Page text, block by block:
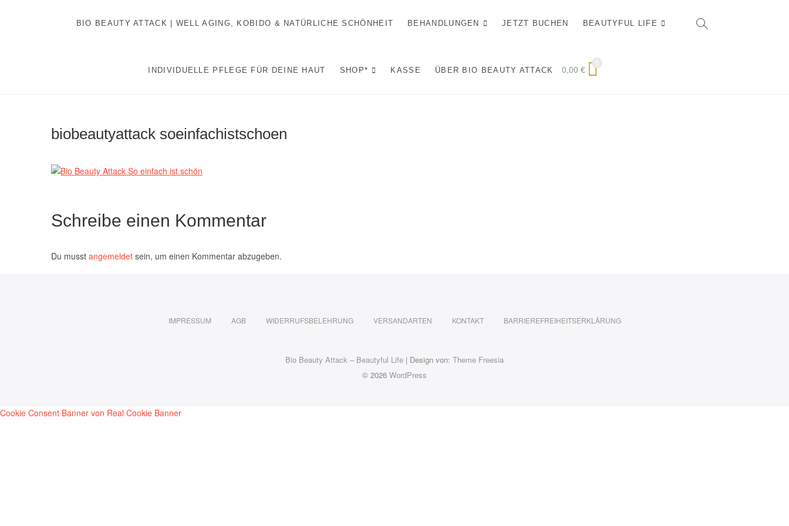
BIO BEAUTY ATTACK | WELL AGING, KOBIDO & NATÜRLICHE SCHÖNHEIT BEHANDLUNGEN JETZT BUCHEN BEAUTYFUL LIFE
INDIVIDUELLE PFLEGE FÜR DEINE HAUT SHOP* KASSE ÜBER BIO BEAUTY ATTACK 0,00 €
biobeautyattack soeinfachistschoen
Schreibe einen Kommentar
Du musst angemeldet sein, um einen Kommentar abzugeben.
IMPRESSUM AGB WIDERRUFSBELEHRUNG VERSANDARTEN KONTAKT BARRIEREFREIHEITSERKLÄRUNG
Bio Beauty Attack – Beautyful Life | Design von: Theme Freesia
© 2026 WordPress
Cookie Consent Banner von Real Cookie Banner